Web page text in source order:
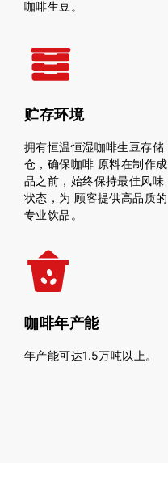
咖啡生豆。
贮存环境
拥有恒温恒湿咖啡生豆存储
仓，确保咖啡 原料在制作成
品之前，始终保持最佳风味
状态，为 顾客提供高品质的
专业饮品。
咖啡年产能
年产能可达1.5万吨以上。